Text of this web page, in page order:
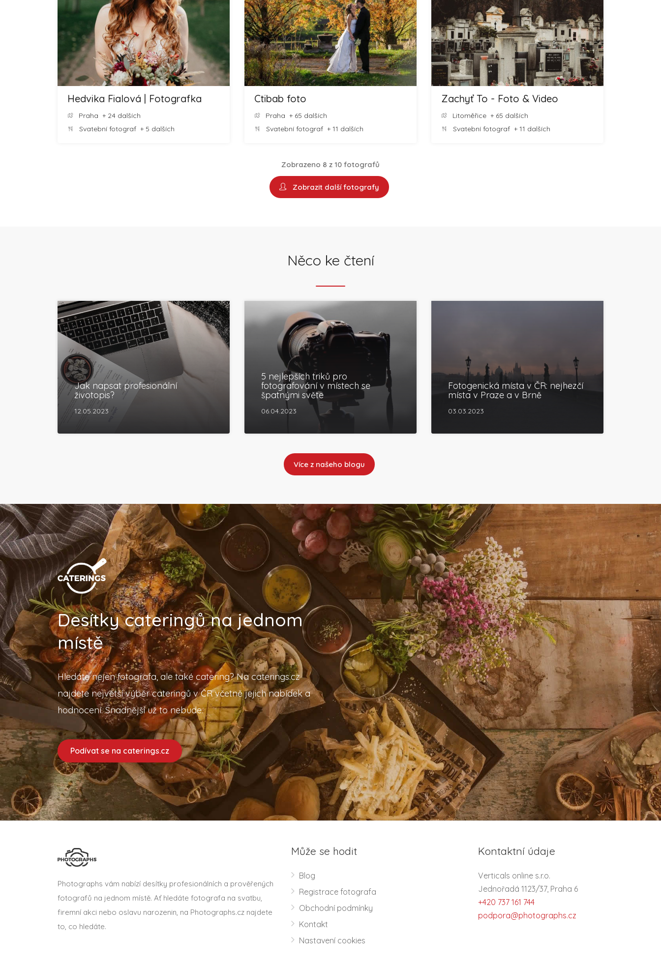
Hedvika Fialová | Fotografka
Praha + 24 dalších
Svatební fotograf + 5 dalších
Ctibab foto
Praha + 65 dalších
Svatební fotograf + 11 dalších
Zachyť To - Foto & Video
Litoměřice + 65 dalších
Svatební fotograf + 11 dalších
Zobrazeno 8 z 10 fotografů
Zobrazit další fotografy
Něco ke čtení
Jak napsat profesionální
životopis?
12.05.2023
5 nejlepších triků pro
fotografování v místech se
špatnými světe
06.04.2023
Fotogenická místa v ČR: nejhezčí
místa v Praze a v Brně
03.03.2023
Více z našeho blogu
Desítky cateringů na jednom
místě
Hledáte nejen fotografa, ale také catering? Na caterings.cz
najdete největší výběr cateringů v ČR včetně jejich nabídek a
hodnocení. Snadnější už to nebude.
Podívat se na caterings.cz
Photographs vám nabízí desítky profesionálních a prověřených
fotografů na jednom místě. Ať hledáte fotografa na svatbu,
firemní akci nebo oslavu narozenin, na Photographs.cz najdete
to, co hledáte.
Může se hodit
Blog
Registrace fotografa
Obchodní podmínky
Kontakt
Nastavení cookies
Kontaktní údaje
Verticals online s.r.o.
Jednořadá 1123/37, Praha 6
+420 737 161 744
podpora@photographs.cz